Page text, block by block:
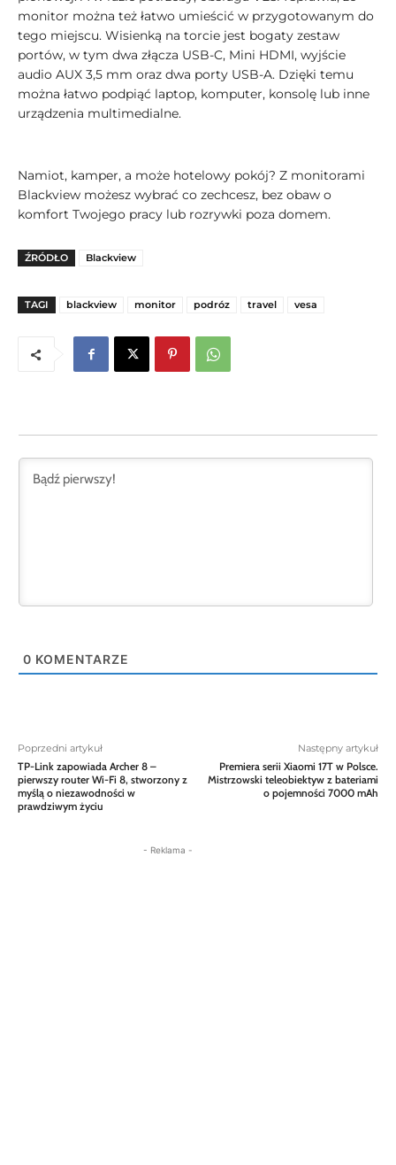
monitor można też łatwo umieścić w przygotowanym do
tego miejscu. Wisienką na torcie jest bogaty zestaw
portów, w tym dwa złącza USB-C, Mini HDMI, wyjście
audio AUX 3,5 mm oraz dwa porty USB-A. Dzięki temu
można łatwo podpiąć laptop, komputer, konsolę lub inne
urządzenia multimedialne.
Namiot, kamper, a może hotelowy pokój? Z monitorami
Blackview możesz wybrać co zechcesz, bez obaw o
komfort Twojego pracy lub rozrywki poza domem.
ŹRÓDŁO Blackview
TAGI blackview monitor podróz travel vesa
0 KOMENTARZE
Poprzedni artykuł
TP-Link zapowiada Archer 8 –
pierwszy router Wi-Fi 8, stworzony z
myślą o niezawodności w
prawdziwym życiu
Następny artykuł
Premiera serii Xiaomi 17T w Polsce.
Mistrzowski teleobiektyw z bateriami
o pojemności 7000 mAh
- Reklama -